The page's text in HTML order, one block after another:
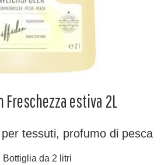
Freschezza estiva 2L
tessuti, profumo di pesca
Bottiglia da 2 litri